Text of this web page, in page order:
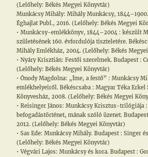
(Lelőhely: Békés Megyei Könyvtár)
Munkácsy Mihály: Mihály Munkácsy,
Éghajlat Publ., 2016. (Lelőhely: Békés Megyei
• Munkácsy-emlékkönyv, 1844–2004 : készült
születésének 160. évfordulója tiszteletére.
Mihály Emlékház, 2004. (Lelőhely: Békés
• Nyáry Krisztián: Festői szerelmek. Budapest :
(Lelőhely: Békés Megyei Könyvtár)
• Ónody Magdolna: „Íme, a festő” : Munkácsy
emlékhelyeiről. Békéscsaba : Magyar Téka Erkel
Könyvesház, 2008. (Lelőhely: Békés Megyei
• Reisinger János: Munkácsy Krisztus-trilógiája
befogadástörténet, mának szóló üzenet.
2012. (Lelőhely: Békés Megyei Könyvtár)
• Sas Ede: Munkácsy Mihály. Budapest : Singer
(Lelőhely: Békés Megyei Könyvtár)
• Végvári Lajos: Munkácsy és kora. Budapest :